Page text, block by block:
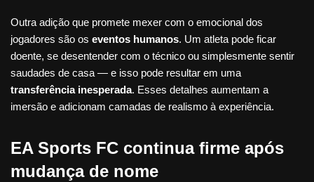
Outra adição que promete mexer com o emocional dos
jogadores são os eventos humanos. Um atleta pode ficar
doente, se desentender com o técnico ou simplesmente sentir
saudades de casa — e isso pode resultar em uma
transferência inesperada. Esses detalhes aumentam a
imersão e adicionam camadas de realismo à experiência.
EA Sports FC continua firme após
mudança de nome